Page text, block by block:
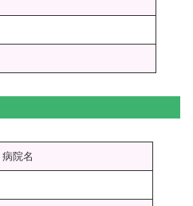
名